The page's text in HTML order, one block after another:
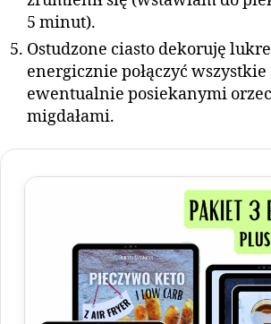
5 minut).
Ostudzone ciasto dekoruję
energicznie połączyć
ewentualnie posiekanymi
migdałami.